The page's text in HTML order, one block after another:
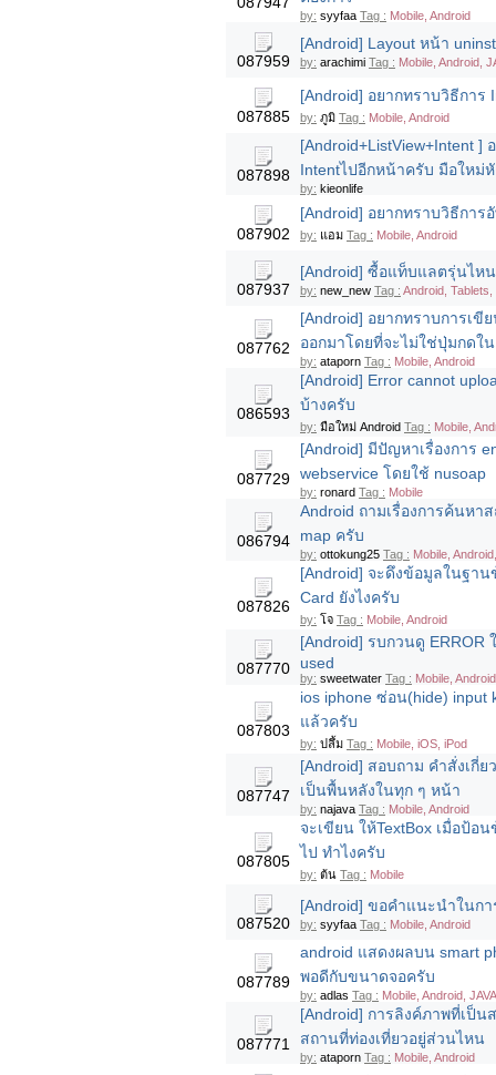
by: syyfaa Tag : Mobile, Android
087959
[Android] Layout หน้า
by: arachimi Tag : Mobile, Android,
087885
[Android] อยากทราบวิธีการ
by: ภูมิ Tag : Mobile, Android
087898
[Android+ListView+Intent ]
Intentไปอีกหน้าครับ มือใหม่
by: kieonlife
087902
[Android] อยากทราบวิธีกา
by: แอม Tag : Mobile, Android
087937
[Android] ซื้อแท็บแลตรุ่นไห
by: new_new Tag : Android, Tablets,
087762
[Android] อยากทราบการเ
ออกมาโดยที่จะไม่ใช่ปุ่มกด
by: ataporn Tag : Mobile, Android
086593
[Android] Error cannot
บ้างครับ
by: มือใหม่ Android Tag : Mobile,
087729
[Android] มีปัญหาเรื่องการ
webservice โดยใช้ nusoap
by: ronard Tag : Mobile
086794
Android ถามเรื่องการค้นห
map ครับ
by: ottokung25 Tag : Mobile,
087826
[Android] จะดึงข้อมูลในฐา
Card ยังไงครับ
by: โจ Tag : Mobile, Android
087770
[Android] รบกวนดู ERROR
used
by: sweetwater Tag : Mobile, Android
087803
ios iphone ซ่อน(hide)
แล้วครับ
by: ปลึ้ม Tag : Mobile, iOS, iPod
087747
[Android] สอบถาม คำสั่งเกี่ย
เป็นพื้นหลังในทุก ๆ หน้า
by: najava Tag : Mobile, Android
087805
จะเขียน ให้TextBox เมื่อป้อ
ไป ทำไงครับ
by: ต้น Tag : Mobile
087520
[Android] ขอคำแนะนำในก
by: syyfaa Tag : Mobile, Android
087789
android แสดงผลบน smart
พอดีกับขนาดจอครับ
by: adlas Tag : Mobile, Android, JAVA
087771
[Android] การลิงค์ภาพที่เป็น
สถานที่ท่องเที่ยวอยู่ส่วนไหน
by: ataporn Tag : Mobile, Android